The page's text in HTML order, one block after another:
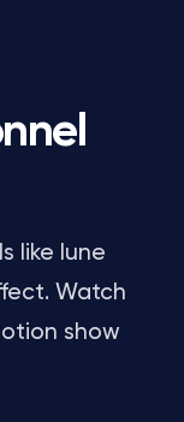
like lune
Watch
show